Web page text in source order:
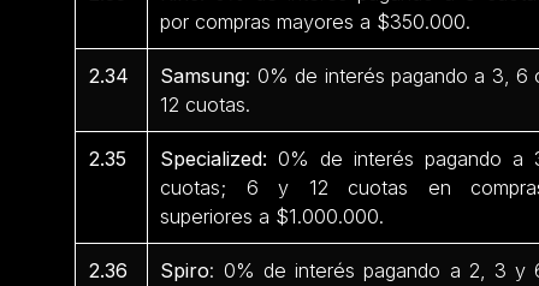
por compras mayores a $350.000.
2.34 Samsung: 0% de interés pagando a 3, 6
12 cuotas.
2.35 Specialized: 0% de interés pagando a
cuotas; 6 y 12 cuotas en
superiores a $1.000.000.
2.36 Spiro: 0% de interés pagando a 2, 3 y